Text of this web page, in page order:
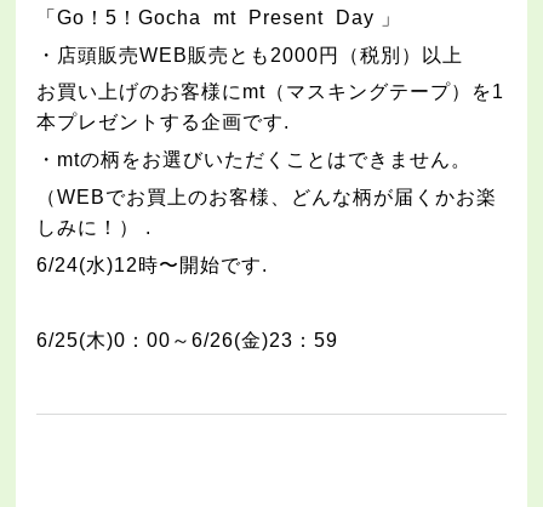
「Go ！5 ！Gocha mt Present Day 」
・店頭販売WEB販売とも 2000円（税別）以上
お買い上げのお客様にmt （マスキングテープ）を1
本プレゼントする企画です.
・ mtの柄をお選びいただくことはできません。
（WEBでお買上のお客様、どんな柄が届くかお楽
しみに！）
.
6/24(水)12時〜開始です.
6/25(木)0 ：00 ～6/26(金)23 ：59